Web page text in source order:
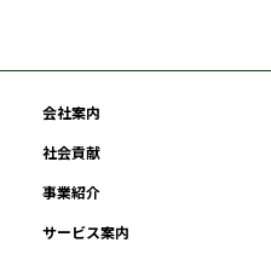
会社案内
社会貢献
事業紹介
サービス案内